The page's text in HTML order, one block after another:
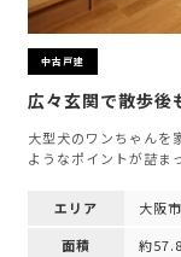
中古戸建
広々玄関で散歩後
大型犬のワンちゃんを
ようなポイントが詰ま
エリア
大阪市
面積
約